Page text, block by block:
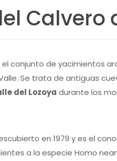
Calvero
conjunto de yacimientos
Se trata de antiguas
del Lozoya durante los
en 1979 y es el
a la especie Homo